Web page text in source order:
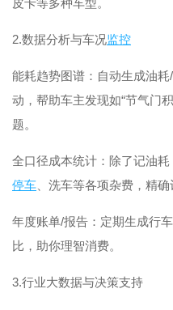
皮卡等多种车型。
2.数据分析与车况监控
能耗趋势图谱：自动生成油
动，帮助车主发现如“节气门
题。
全口径成本统计：除了记油
停车 、洗车等各项杂费，精
年度账单/报告：定期生成行
比，助你理智消费。
3.行业大数据与决策支持